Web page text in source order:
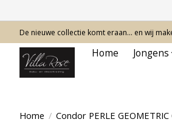
De nieuwe collectie komt eraan… en wij
Home Jongens
Home / Condor PERLE